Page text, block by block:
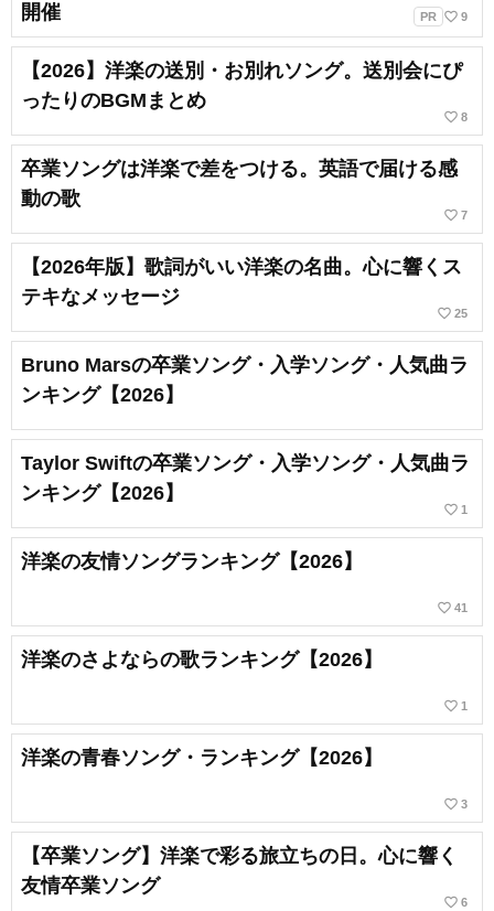
開催
PR favorite_border 9
【2026】洋楽の送別・お別れソング。送別会にぴ
ったりのBGMまとめ
favorite_border 8
卒業ソングは洋楽で差をつける。英語で届ける感
動の歌
favorite_border 7
【2026年版】歌詞がいい洋楽の名曲。心に響くス
テキなメッセージ
favorite_border 25
Bruno Marsの卒業ソング・入学ソング・人気曲ラ
ンキング【2026】
Taylor Swiftの卒業ソング・入学ソング・人気曲ラ
ンキング【2026】
favorite_border 1
洋楽の友情ソングランキング【2026】
favorite_border 41
洋楽のさよならの歌ランキング【2026】
favorite_border 1
洋楽の青春ソング・ランキング【2026】
favorite_border 3
【卒業ソング】洋楽で彩る旅立ちの日。心に響く
友情卒業ソング
favorite_border 6